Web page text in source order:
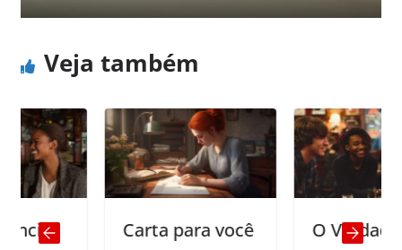
Veja também
Carta para você
O Verdadeiro